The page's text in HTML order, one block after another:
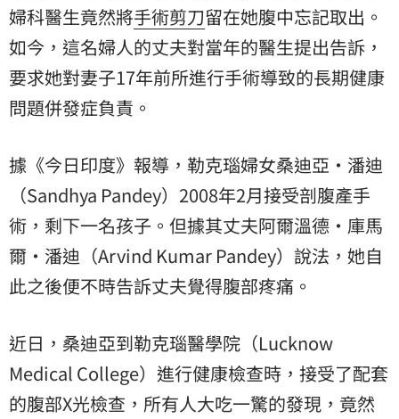
婦科醫生竟然將手術剪刀留在她腹中忘記取出。
如今，這名婦人的丈夫對當年的醫生提出告訴，
要求她對妻子17年前所進行手術導致的長期健康
問題併發症負責。
據《今日印度》報導，勒克瑙婦女桑迪亞‧潘迪
（Sandhya Pandey）2008年2月接受剖腹產手
術，剩下一名孩子。但據其丈夫阿爾溫德‧庫馬
爾‧潘迪（Arvind Kumar Pandey）說法，她自
此之後便不時告訴丈夫覺得腹部疼痛。
近日，桑迪亞到勒克瑙醫學院（Lucknow
Medical College）進行健康檢查時，接受了配套
的腹部X光檢查，所有人大吃一驚的發現，竟然